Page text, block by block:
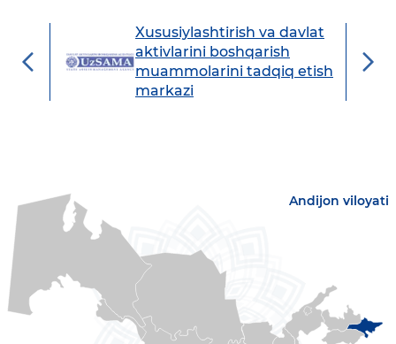
Xususiylashtirish va davlat
aktivlarini boshqarish
muammolarini tadqiq etish
markazi
Andijon viloyati